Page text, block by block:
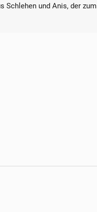
Schlehen und Anis, der zum